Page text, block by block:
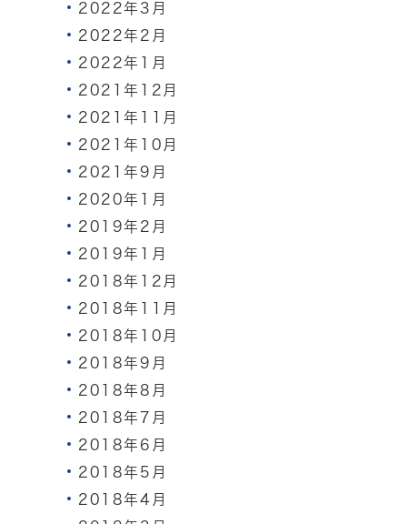
2022年3月
2022年2月
2022年1月
2021年12月
2021年11月
2021年10月
2021年9月
2020年1月
2019年2月
2019年1月
2018年12月
2018年11月
2018年10月
2018年9月
2018年8月
2018年7月
2018年6月
2018年5月
2018年4月